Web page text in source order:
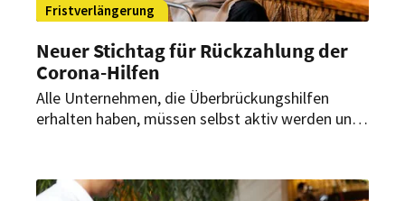
Fristverlängerung
Neuer Stichtag für Rückzahlung der
Corona-Hilfen
Alle Unternehmen, die Überbrückungshilfen
erhalten haben, müssen selbst aktiv werden und
Was gilt es hierbei zu beachten?